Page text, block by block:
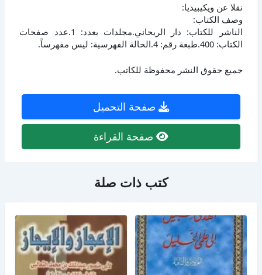
نقلا عن ويكيبيديا:
وصف الكتاب:
الناشر للكتاب: دار الريحاني.مجلدات بعدد: 1.عدد صفحات
الكتاب: 400.طبعة رقم: 4.الحالة الفهرسية: ليس مفهرساً.
جميع حقوق النشر محفوظة للكاتب.
صفحة التحميل
صفحة القراءة
كتب ذات صلة